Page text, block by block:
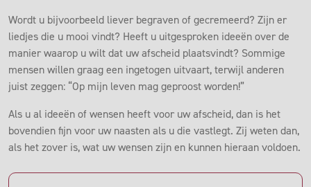
Wordt u bijvoorbeeld liever begraven of gecremeerd? Zijn er
liedjes die u mooi vindt? Heeft u uitgesproken ideeën over de
manier waarop u wilt dat uw afscheid plaatsvindt? Sommige
mensen willen graag een ingetogen uitvaart, terwijl anderen
juist zeggen: “Op mijn leven mag geproost worden!”
Als u al ideeën of wensen heeft voor uw afscheid, dan is het
bovendien fijn voor uw naasten als u die vastlegt. Zij weten dan,
als het zover is, wat uw wensen zijn en kunnen hieraan voldoen.